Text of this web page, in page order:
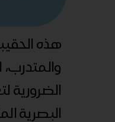
هذه
والمتدرب،
الضرورية
البصرية